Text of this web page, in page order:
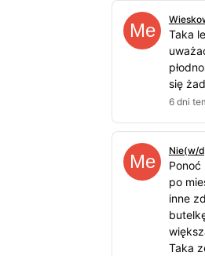
Taka
się
6 dni
Nie(w/
po
inne
Taka